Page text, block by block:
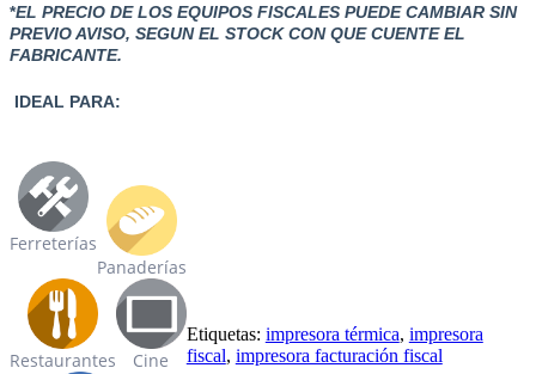
*EL PRECIO DE LOS EQUIPOS FISCALES PUEDE CAMBIAR SIN
PREVIO AVISO, SEGUN EL STOCK CON QUE CUENTE EL
FABRICANTE.
IDEAL PARA:
Ferreterías
Panaderías
Restaurantes Cine
Etiquetas: impresora térmica, impresora
fiscal, impresora facturación fiscal